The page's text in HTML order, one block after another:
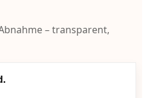
– transparent,